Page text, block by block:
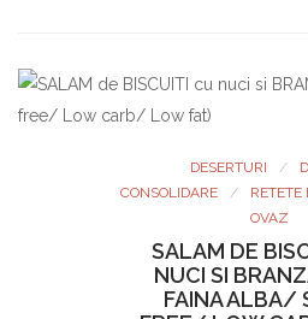
DESERTURI
CONSOLIDARE
RETETE
OVAZ
SALAM DE
NUCI SI
FAINA ALBA/